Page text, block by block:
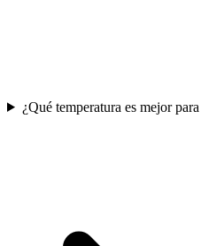
¿Qué temperatura es mejor